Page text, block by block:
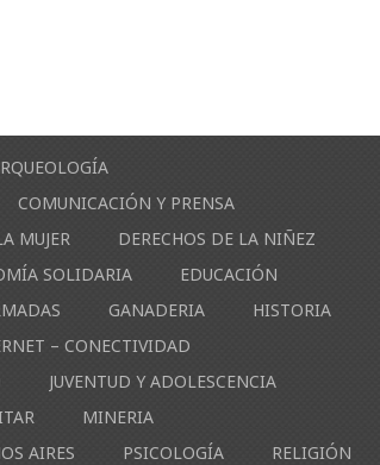
COMUNICACIÓN Y PRENSA
MUJER
DERECHOS DE LA NIÑEZ
SOLIDARIA
EDUCACIÓN
GANADERIA
HISTORIA
– CONECTIVIDAD
JUVENTUD Y ADOLESCENCIA
MINERIA
AIRES PSICOLOGÍA
RELIGIÓN